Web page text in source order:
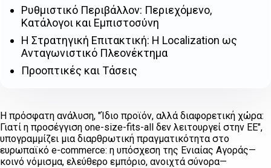
Η πρόσφατη ανάλυση, "Ίδιο προϊόν, αλλά διαφορετική χώρα:
Γιατί η προσέγγιση one-size-fits-all δεν λειτουργεί στην ΕΕ",
υπογραμμίζει μια διαρθρωτική πραγματικότητα στο
ευρωπαϊκό e-commerce: η υπόσχεση της Ενιαίας Αγοράς—
κοινό νόμισμα, ελεύθερο εμπόριο, ανοιχτά σύνορα—
Ρυθμιστικό Περιβάλλον: Περιεχόμενο,
Κατάλογοι και Εμπιστοσύνη
Η Στρατηγική Επιτακτική: Η Localization ως
Ανταγωνιστικό Πλεονέκτημα
Προοπτικές και Τάσεις